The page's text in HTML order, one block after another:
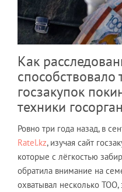
Как
госзакупок
техники
Ровно три года назад, в
Ratel.kz, изучая сайт
которые с лёгкостью
обратила внимание на
охватывал несколько